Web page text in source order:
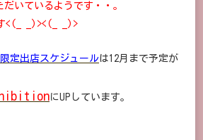
だいているようです・・。
<(_ _)><(_ _)>
定出店スケジュールは12月まで予定が
にUPしています。